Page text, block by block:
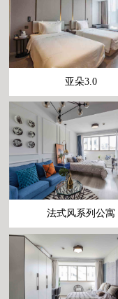
亚朵3.0
法式风系列公寓